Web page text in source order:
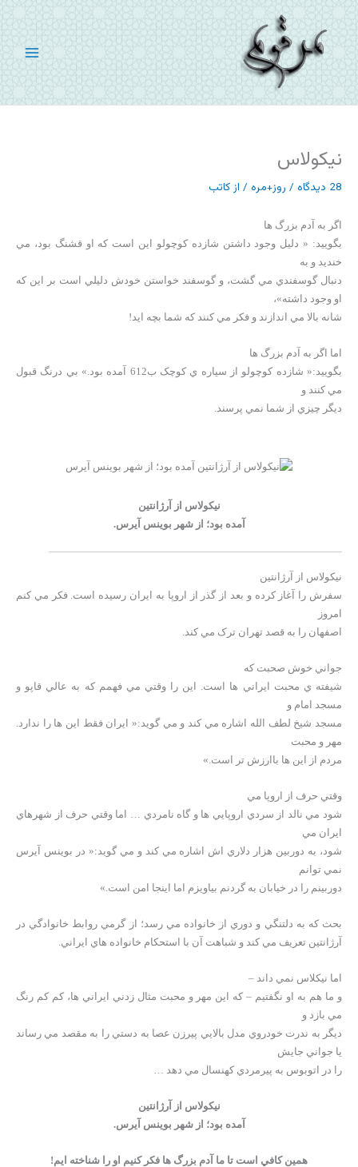
پرش
به
محتوا
نیکولاس
28 دیدگاه / روز+مره / از کاتب
اگر به آدم بزرگ ها
بگوييد: « دليل وجود داشتن شازده کوچولو اين است که او قشنگ بود، مي
خنديد و به
دنبال گوسفندي مي گشت، و گوسفند خواستن خودش دليلي است بر اين که
او وجود داشته»،
شانه بالا مي اندازند و فکر مي کنند که شما بچه ايد!
اما اگر به آدم بزرگ ها
بگوييد:« شازده کوچولو از سياره ي کوچک ب612 آمده بود.» بي درنگ قبول
مي کنند و
ديگر چيزي از شما نمي پرسند.
نيکولاس از آرژانتين
آمده بود؛ از شهر بوينس آيرس.
نيکولاس از آرژانتين
سفرش را آغاز کرده و بعد از گذر از اروپا به ايران رسيده است. فکر مي کنم
امروز
اصفهان را به قصد تهران ترک مي کند.
جواني خوش صحبت که
شيفته ي محبت ايراني ها است. اين را وقتي مي فهمم که به عالي قاپو و
مسجد امام و
مسجد شيخ لطف الله اشاره مي کند و مي گويد:« ايران فقط اين ها را ندارد.
مهر و محبت
مردم از اين ها باارزش تر است.»
وقتي حرف از اروپا مي
شود مي نالد از سردي اروپايي ها و گاه نامردي … اما وقتي حرف از شهرهاي
ايران مي
شود، به دوربين هزار دلاري اش اشاره مي کند و مي گويد:« در بوينس آيرس
نمي توانم
دوربينم را در خيابان به گردنم بياويزم اما اينجا امن است.»
بحث که به دلتنگي و دوري از خانواده مي رسد؛ از گرمي روابط خانوادگي در
آرژانتين تعريف مي کند و شباهت آن با استحکام خانواده هاي ايراني.
اما نيکلاس نمي داند –
و ما هم به او نگفتيم – که اين مهر و محبت مثال زدني ايراني ها، کم کم رنگ
مي بازد و
ديگر به ندرت خودروي مدل بالايي پيرزن عصا به دستي را به مقصد مي رساند
يا جواني جايش
را در اتوبوس به پيرمردي کهنسال مي دهد …
نيکولاس از آرژانتين
آمده بود؛ از شهر بوينس آيرس.
همين کافي است تا ما آدم بزرگ ها فکر کنيم او را شناخته ايم!